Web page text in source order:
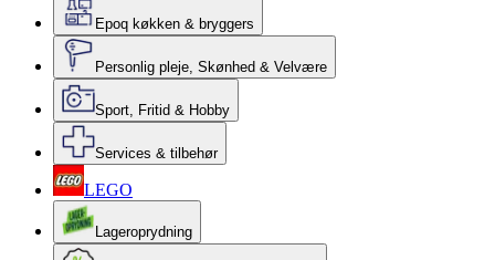
Epoq køkken & bryggers
Personlig pleje, Skønhed & Velvære
Sport, Fritid & Hobby
Services & tilbehør
LEGO
Lageroprydning